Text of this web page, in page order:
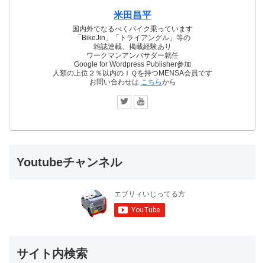
米田昌平
国内外でなるべくバイク乗っています
「BikeJin」「トライアングル」等の
雑誌連載、掲載経験あり
ワークマンアンバサダー就任
Google for Wordpress Publisher参加
人類の上位２％以内のＩＱを持つMENSA会員です
お問い合わせは こちらから
Youtubeチャンネル
サイト内検索